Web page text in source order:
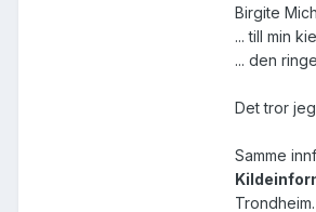
Birgite
... till min
... den
Det tror
Samme
Trondheim.